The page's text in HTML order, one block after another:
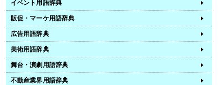
イベント用語辞典
販促・マーケ用語辞典
広告用語辞典
美術用語辞典
舞台・演劇用語辞典
不動産業界用語辞典